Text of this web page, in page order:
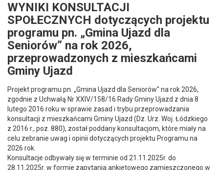
WYNIKI KONSULTACJI
SPOŁECZNYCH dotyczących projektu
programu pn. „Gmina Ujazd dla
Seniorów” na rok 2026,
przeprowadzonych z mieszkańcami
Gminy Ujazd
Projekt programu pn. „Gmina Ujazd dla Seniorów” na rok 2026,
zgodnie z Uchwałą Nr XXIV/158/16 Rady Gminy Ujazd z dnia 8
lutego 2016 roku w sprawie zasad i trybu przeprowadzania
konsultacji z mieszkańcami Gminy Ujazd (Dz. Urz. Woj. Łódzkiego
z 2016 r., poz. 880), został poddany konsultacjom, które miały na
celu zebranie uwag i opinii dotyczących projektu Programu na
2026 rok.
Konsultacje odbywały się w terminie od 21.11.2025r. do
28.11.2025r. w formie zapytania ankietowego zamieszczonego w